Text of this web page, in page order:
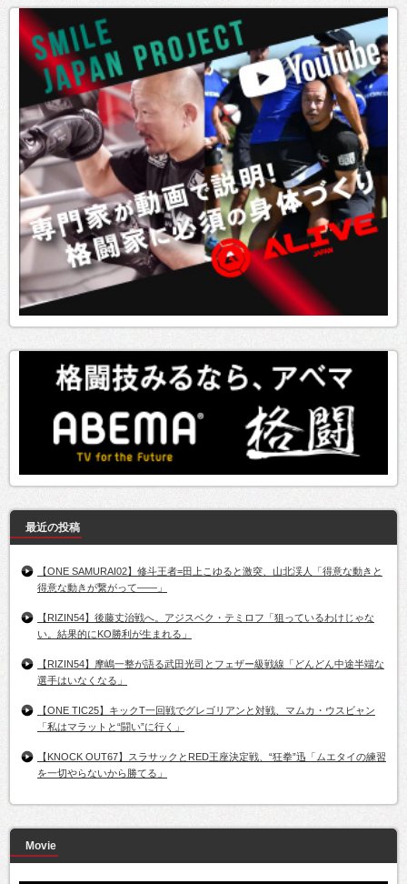
最近の投稿
【ONE SAMURAI02】修斗王者=田上こゆると激突、山北渓人「得意な動きと
得意な動きが繋がって――」
【RIZIN54】後藤丈治戦へ。アジスベク・テミロフ「狙っているわけじゃな
い。結果的にKO勝利が生まれる」
【RIZIN54】摩嶋一整が語る武田光司とフェザー級戦線「どんどん中途半端な
選手はいなくなる」
【ONE TIC25】キックT一回戦でグレゴリアンと対戦、マムカ・ウスビャン
「私はマラットと“闘い”に行く」
【KNOCK OUT67】スラサックとRED王座決定戦、“狂拳”迅「ムエタイの練習
を一切やらないから勝てる」
Movie